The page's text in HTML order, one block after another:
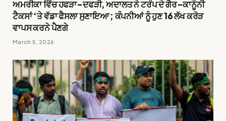
ਅਮਰੀਕਾ ਵਿੱਚ ਹਫੜਾ-ਦਫੜੀ, ਅਦਾਲਤ ਨੇ ਟਰੰਪ ਦੇ ਗੈਰ-ਕਾਨੂੰਨੀ
ਟੈਕਸਾਂ ‘ਤੇ ਵੱਡਾ ਫੈਸਲਾ ਸੁਣਾਇਆ; ਕੰਪਨੀਆਂ ਨੂੰ ਹੁਣ ₹16 ਲੱਖ ਕਰੋੜ
ਵਾਪਸ ਕਰਨੇ ਪੈਣਗੇ
March 5, 2026